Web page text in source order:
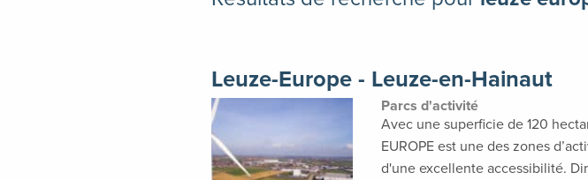
Leuze-Europe - Leuze-en-Hainaut
Parcs d'activité
Avec une superficie de 120
EUROPE est une des zones
d'une excellente accessibilité.